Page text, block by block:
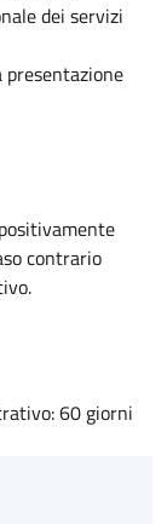
dei servizi
contrario
60 giorni